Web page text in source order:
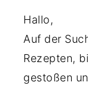
Hallo,
Auf der
Rezepten,
gestoßen